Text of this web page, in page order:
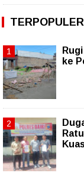
TERPOPULER
ke